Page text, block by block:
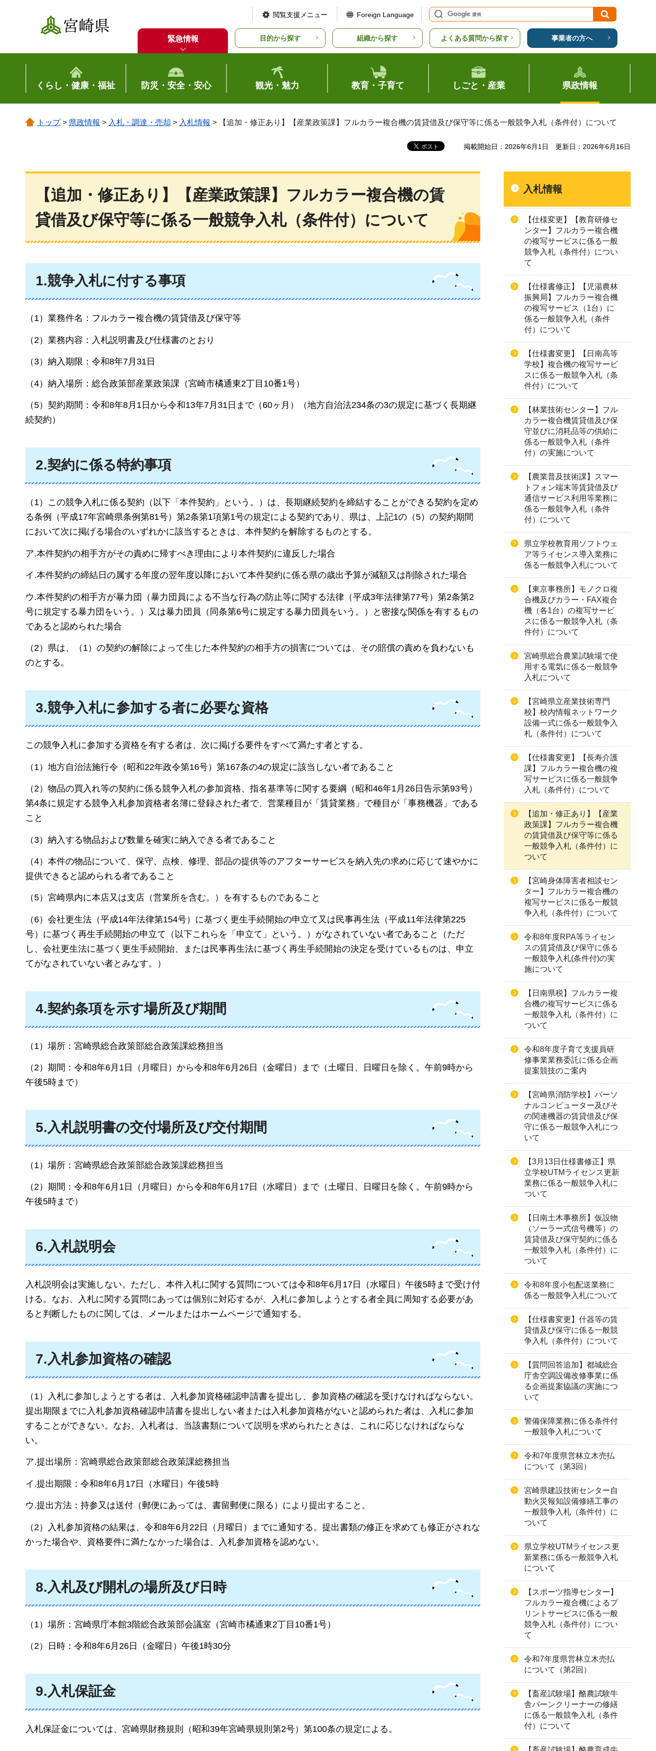
宮崎県
閲覧支援メニュー Foreign Language
緊急情報 目的から探す 組織から探す よくある質問から探す 事業者の方へ
くらし・健康・福祉 防災・安全・安心 観光・魅力 教育・子育て しごと・産業 県政情報
トップ> 県政情報 > 入札・調達・売却 > 入札情報 > 【追加・修正あり】【産業政策課】フルカラー複合機の賃貸借及び保守等に係る一般競争入札（条件付）について
掲載開始日：2026年6月1日 更新日：2026年6月16日
【追加・修正あり】【産業政策課】フルカラー複合機の賃
貸借及び保守等に係る一般競争入札（条件付）について
1.競争入札に付する事項
（1）業務件名：フルカラー複合機の賃貸借及び保守等
（2）業務内容：入札説明書及び仕様書のとおり
（3）納入期限：令和8年7月31日
（4）納入場所：総合政策部産業政策課（宮崎市橘通東2丁目10番1号）
（5）契約期間：令和8年8月1日から令和13年7月31日まで（60ヶ月）（地方自治法234条の3の規定に基づく長期継
続契約）
2.契約に係る特約事項
（1）この競争入札に係る契約（以下「本件契約」という。）は、長期継続契約を締結することができる契約を定め
る条例（平成17年宮崎県条例第81号）第2条第1項第1号の規定による契約であり、県は、上記1の（5）の契約期間
において次に掲げる場合のいずれかに該当するときは、本件契約を解除するものとする。
ア.本件契約の相手方がその責めに帰すべき理由により本件契約に違反した場合
イ.本件契約の締結日の属する年度の翌年度以降において本件契約に係る県の歳出予算が減額又は削除された場合
ウ.本件契約の相手方が暴力団（暴力団員による不当な行為の防止等に関する法律（平成3年法律第77号）第2条第2
号に規定する暴力団をいう。）又は暴力団員（同条第6号に規定する暴力団員をいう。）と密接な関係を有するもの
であると認められた場合
（2）県は、（1）の契約の解除によって生じた本件契約の相手方の損害については、その賠償の責めを負わないも
のとする。
3.競争入札に参加する者に必要な資格
この競争入札に参加する資格を有する者は、次に掲げる要件をすべて満たす者とする。
（1）地方自治法施行令（昭和22年政令第16号）第167条の4の規定に該当しない者であること
（2）物品の買入れ等の契約に係る競争入札の参加資格、指名基準等に関する要綱（昭和46年1月26日告示第93号）
第4条に規定する競争入札参加資格者名簿に登録された者で、営業種目が「賃貸業務」で種目が「事務機器」である
こと
（3）納入する物品および数量を確実に納入できる者であること
（4）本件の物品について、保守、点検、修理、部品の提供等のアフターサービスを納入先の求めに応じて速やかに
提供できると認められる者であること
（5）宮崎県内に本店又は支店（営業所を含む。）を有するものであること
（6）会社更生法（平成14年法律第154号）に基づく更生手続開始の申立て又は民事再生法（平成11年法律第225
号）に基づく再生手続開始の申立て（以下これらを「申立て」という。）がなされていない者であること（ただ
し、会社更生法に基づく更生手続開始、または民事再生法に基づく再生手続開始の決定を受けているものは、申立
てがなされていない者とみなす。）
4.契約条項を示す場所及び期間
（1）場所：宮崎県総合政策部総合政策課総務担当
（2）期間：令和8年6月1日（月曜日）から令和8年6月26日（金曜日）まで（土曜日、日曜日を除く。午前9時から
午後5時まで）
5.入札説明書の交付場所及び交付期間
（1）場所：宮崎県総合政策部総合政策課総務担当
（2）期間：令和8年6月1日（月曜日）から令和8年6月17日（水曜日）まで（土曜日、日曜日を除く。午前9時から
午後5時まで）
6.入札説明会
入札説明会は実施しない。ただし、本件入札に関する質問については令和8年6月17日（水曜日）午後5時まで受け付
ける。なお、入札に関する質問にあっては個別に対応するが、入札に参加しようとする者全員に周知する必要があ
ると判断したものに関しては、メールまたはホームページで通知する。
7.入札参加資格の確認
（1）入札に参加しようとする者は、入札参加資格確認申請書を提出し、参加資格の確認を受けなければならない。
提出期限までに入札参加資格確認申請書を提出しない者または入札参加資格がないと認められた者は、入札に参加
することができない。なお、入札者は、当該書類について説明を求められたときは、これに応じなければならな
い。
ア.提出場所：宮崎県総合政策部総合政策課総務担当
イ.提出期限：令和8年6月17日（水曜日）午後5時
ウ.提出方法：持参又は送付（郵便にあっては、書留郵便に限る）により提出すること。
（2）入札参加資格の結果は、令和8年6月22日（月曜日）までに通知する。提出書類の修正を求めても修正がされな
かった場合や、資格要件に満たなかった場合は、入札参加資格を認めない。
8.入札及び開札の場所及び日時
（1）場所：宮崎県庁本館3階総合政策部会議室（宮崎市橘通東2丁目10番1号）
（2）日時：令和8年6月26日（金曜日）午後1時30分
9.入札保証金
入札保証金については、宮崎県財務規則（昭和39年宮崎県規則第2号）第100条の規定による。
入札情報
【仕様変更】【教育研修セ
ンター】フルカラー複合機
の複写サービスに係る一般
競争入札（条件付）につい
て
【仕様書修正】【児湯農林
振興局】フルカラー複合機
の複写サービス（1台）に
係る一般競争入札（条件
付）について
【仕様書変更】【日南高等
学校】複合機の複写サービ
スに係る一般競争入札（条
件付）について
【林業技術センター】フル
カラー複合機賃貸借及び保
守並びに消耗品等の供給に
係る一般競争入札（条件
付）の実施について
【農業普及技術課】スマー
トフォン端末等賃貸借及び
通信サービス利用等業務に
係る一般競争入札（条件
付）について
県立学校教育用ソフトウェ
ア等ライセンス導入業務に
係る一般競争入札について
【東京事務所】モノクロ複
合機及びカラー・FAX複合
機（各1台）の複写サービ
スに係る一般競争入札（条
件付）について
宮崎県総合農業試験場で使
用する電気に係る一般競争
入札について
【宮崎県立産業技術専門
校】校内情報ネットワーク
設備一式に係る一般競争入
札（条件付）について
【仕様書変更】【長寿介護
課】フルカラー複合機の複
写サービスに係る一般競争
入札（条件付）について
【追加・修正あり】【産業
政策課】フルカラー複合機
の賃貸借及び保守等に係る
一般競争入札（条件付）に
ついて
【宮崎身体障害者相談セン
ター】フルカラー複合機の
複写サービスに係る一般競
争入札（条件付）について
令和8年度RPA等ライセン
スの賃貸借及び保守に係る
一般競争入札(条件付)の実
施について
【日南県税】フルカラー複
合機の複写サービスに係る
一般競争入札（条件付）に
ついて
令和8年度子育て支援員研
修事業業務委託に係る企画
提案競技のご案内
【宮崎県消防学校】パーソ
ナルコンピューター及びそ
の関連機器の賃貸借及び保
守に係る一般競争入札につ
いて
【3月13日仕様書修正】県
立学校UTMライセンス更新
業務に係る一般競争入札に
ついて
【日南土木事務所】仮設物
（ソーラー式信号機等）の
賃貸借及び保守契約に係る
一般競争入札（条件付）に
ついて
令和8年度小包配送業務に
係る一般競争入札について
【仕様書変更】什器等の賃
貸借及び保守に係る一般競
争入札（条件付）について
【質問回答追加】都城総合
庁舎空調設備改修事業に係
る企画提案協議の実施につ
いて
警備保障業務に係る条件付
一般競争入札について
令和7年度県営林立木売払
について（第3回）
宮崎県建設技術センター自
動火災報知設備修繕工事の
一般競争入札（条件付）に
ついて
県立学校UTMライセンス更
新業務に係る一般競争入札
について
【スポーツ指導センター】
フルカラー複合機によるプ
リントサービスに係る一般
競争入札（条件付）につい
て
令和7年度県営林立木売払
について（第2回）
【畜産試験場】酪農試験牛
舎バーンクリーナーの修繕
に係る一般競争入札（条件
付）について